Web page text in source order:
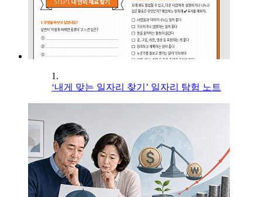
1.
‘내게 맞는 일자리 찾기’ 일자리 탐험 노트